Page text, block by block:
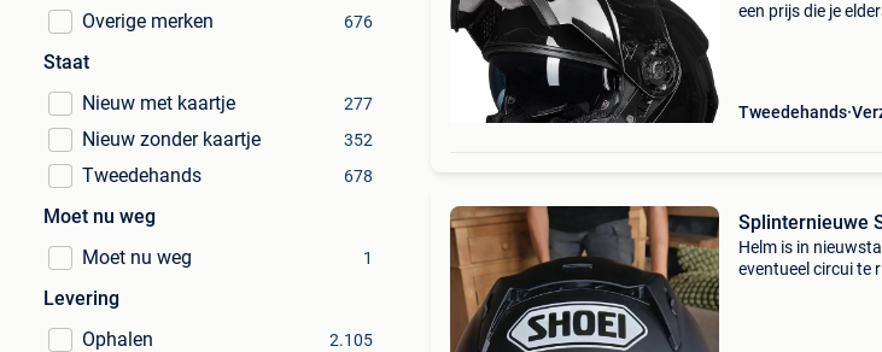
Overige merken 676
Staat
Nieuw met kaartje
277
Nieuw zonder kaartje 352
Tweedehands 678
Moet nu weg
Moet nu weg
1
Levering
Ophalen
2.105
een prijs die je
Tweedehands
Splinternieuwe
Helm is in
eventueel circui te